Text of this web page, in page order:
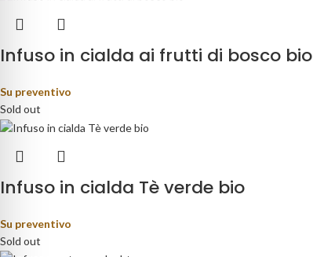
Infuso in cialda ai frutti di bosco bio
Su preventivo
Sold out
Infuso in cialda Tè verde bio
Su preventivo
Sold out